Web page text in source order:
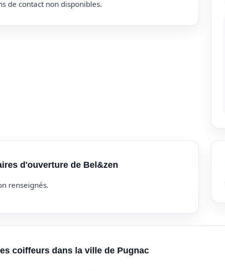
de contact non disponibles.
d'ouverture de Bel&zen
renseignés.
coiffeurs dans la ville de Pugnac